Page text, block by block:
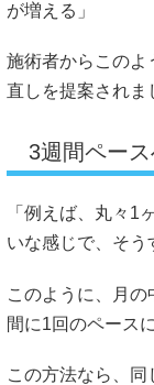
が増える」
施術者からこのよ
直しを提案されま
3週間ペー
「例えば、丸々1
いな感じで、そう
このように、月
間に1回のペース
この方法なら、